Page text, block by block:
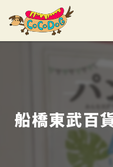
船橋東武百